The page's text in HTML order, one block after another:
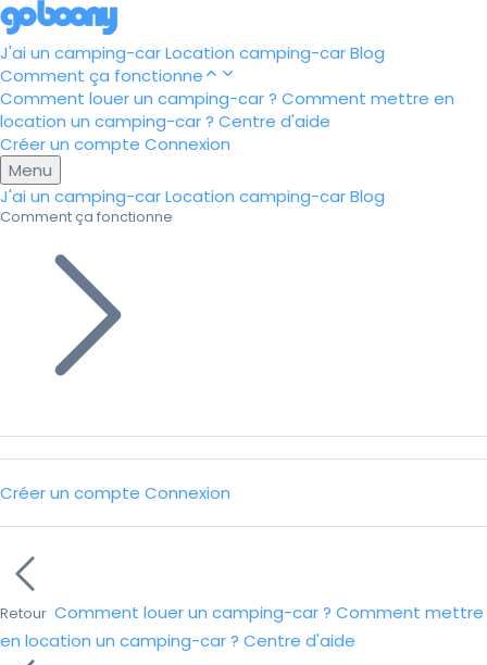
J'ai un camping-carLocation camping-carBlog
Comment ça fonctionne
Comment louer un camping-car ? Comment mettre en
location un camping-car ? Centre d'aide
Créer un compte Connexion
Menu
J'ai un camping-carLocation camping-carBlog
Comment ça fonctionne
Créer un compte Connexion
Retour Comment louer un camping-car ? Comment mettre
en location un camping-car ? Centre d'aide